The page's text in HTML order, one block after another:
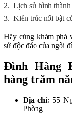
2. Lịch sử hình
3. Kiến trúc nổi bật
Hãy cùng khám phá
sử độc đáo của ngôi
Đình Hàng
hàng trăm
Địa chỉ: 55
Phòng